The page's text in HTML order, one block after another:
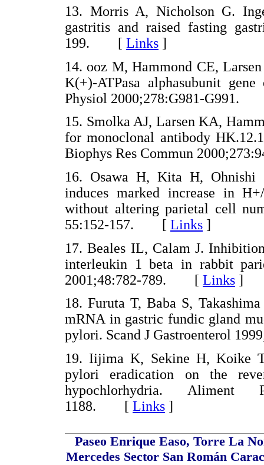
13. Morris A, Nicholson G.
gastritis and raised fasting
199. [ Links ]
14. ooz M, Hammond CE,
K(+)-ATPasa alphasubunit
Physiol 2000;278:G981-
15. Smolka AJ, Larsen KA,
for monoclonal antibody
Biophys Res Commun
16. Osawa H, Kita H,
induces marked increase in
without altering parietal cell
55:152-157. [ Links ]
17. Beales IL, Calam J.
interleukin 1 beta in rabbit
2001;48:782-789. [ Links ]
18. Furuta T, Baba S,
mRNA in gastric fundic gland
pylori. Scand J Gastroenterol
19. Iijima K, Sekine H, Koike
pylori eradication on the
hypochlorhydria. Aliment
1188. [ Links ]
Paseo Enrique Easo, Torre La
Mercedes Sector San Román